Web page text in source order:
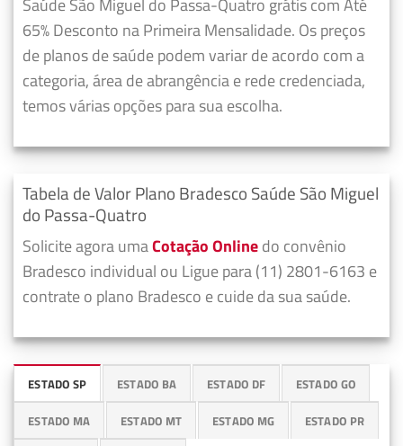
Saúde São Miguel do Passa-Quatro grátis com Até
65% Desconto na Primeira Mensalidade. Os preços
de planos de saúde podem variar de acordo com a
categoria, área de abrangência e rede credenciada,
temos várias opções para sua escolha.
Tabela de Valor Plano Bradesco Saúde São Miguel
do Passa-Quatro
Solicite agora umaCotação Onlinedo convênio
Bradesco individual ou Ligue para (11) 2801-6163 e
contrate o plano Bradesco e cuide da sua saúde.
ESTADO SP ESTADO BA ESTADO DF ESTADO GO
ESTADO MA ESTADO MT ESTADO MG ESTADO PR